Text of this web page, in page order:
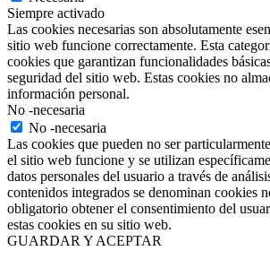
Siempre activado
Las cookies necesarias son absolutamente
sitio web funcione correctamente. Esta
cookies que garantizan funcionalidades
seguridad del sitio web. Estas cookies no
información personal.
No -necesaria
No -necesaria
Las cookies que pueden no ser
el sitio web funcione y se utilizan
datos personales del usuario a través de
contenidos integrados se denominan cookies
obligatorio obtener el consentimiento del
estas cookies en su sitio web.
GUARDAR Y ACEPTAR